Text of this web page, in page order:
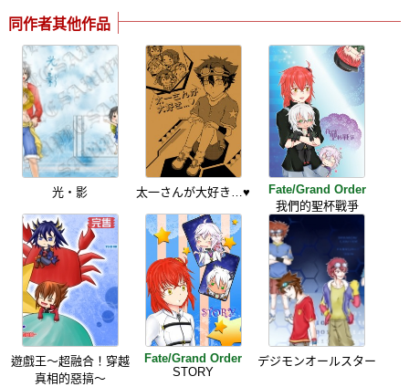
同作者其他作品
光‧影 太一さんが大好き…♥
Fate/Grand Order
我們的聖杯戰爭
遊戲王～超融合！穿越
真相的惡搞～
Fate/Grand Order
STORY
デジモンオールスター